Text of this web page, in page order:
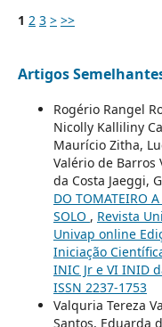
1 2 3 > >>
Artigos
Rogério Rangel
Nicolly Kalliliny
Maurício Zitha,
Valério de Barros
da Costa Jaeggi,
DO TOMATEIRO
SOLO , Revista
Univap online
Iniciação
INIC Jr e VI INID
ISSN 2237-1753
Valquria Tereza
Santos, Eduarda